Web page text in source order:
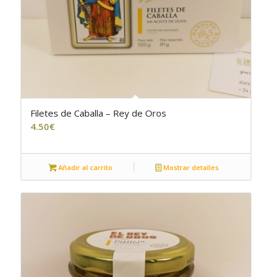
Filetes de Caballa – Rey de Oros
4.50€
Añadir al carrito Mostrar detalles